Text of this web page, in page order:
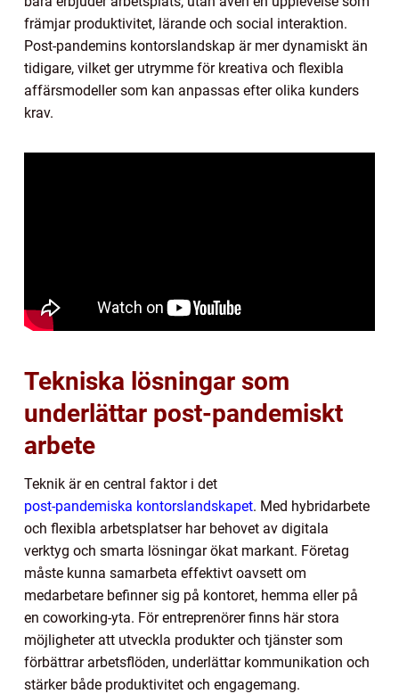
främjar produktivitet, lärande och social interaktion.
Post-pandemins kontorslandskap är mer dynamiskt än
tidigare, vilket ger utrymme för kreativa och flexibla
affärsmodeller som kan anpassas efter olika kunders
krav.
Tekniska lösningar som
underlättar post-pandemiskt
arbete
Teknik är en central faktor i det
post-pandemiska kontorslandskapet. Med hybridarbete
och flexibla arbetsplatser har behovet av digitala
verktyg och smarta lösningar ökat markant. Företag
måste kunna samarbeta effektivt oavsett om
medarbetare befinner sig på kontoret, hemma eller på
en coworking-yta. För entreprenörer finns här stora
möjligheter att utveckla produkter och tjänster som
förbättrar arbetsflöden, underlättar kommunikation och
stärker både produktivitet och engagemang.